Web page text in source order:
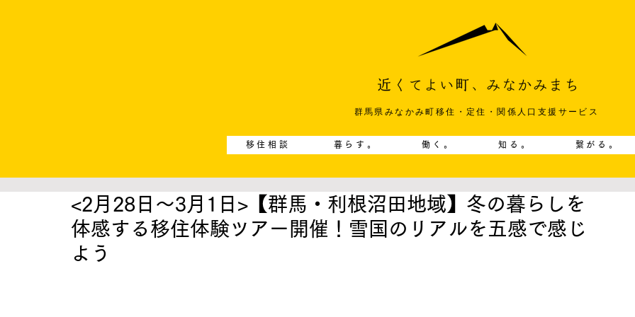
群馬県みなかみ町移住・定住・関係人口支援サービス
移住相談 暮らす。 働く。 知る。 繋がる。
<2月28日〜3月1日>【群馬・利根沼田地域】冬の暮らしを
体感する移住体験ツアー開催！雪国のリアルを五感で感じ
よう